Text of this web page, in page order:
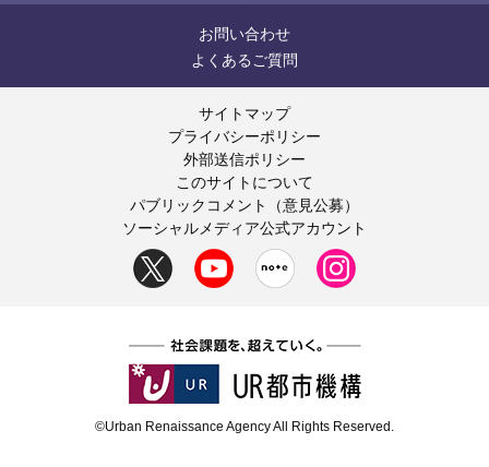
お問い合わせ
よくあるご質問
サイトマップ
プライバシーポリシー
外部送信ポリシー
このサイトについて
パブリックコメント（意見公募）
ソーシャルメディア公式アカウント
©Urban Renaissance Agency All Rights Reserved.